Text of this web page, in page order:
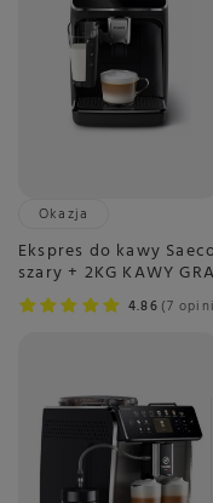
Okazja
Ekspres do kawy
szary + 2KG KAWY
4.86 7